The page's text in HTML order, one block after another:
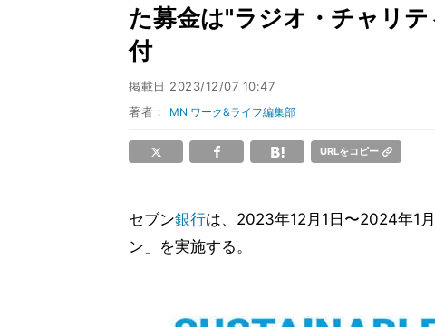
た募金は"ラジオ・チャリ
付
掲載日 2023/12/07 10:47
著者： MN ワーク&ライフ編集部
URLをコピー
セブン銀行は、2023年12月1日〜2024年1
ン」を実施する。